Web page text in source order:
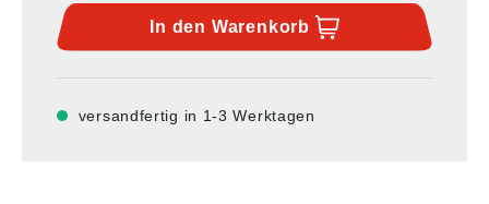
In den Warenkorb
versandfertig in 1-3 Werktagen